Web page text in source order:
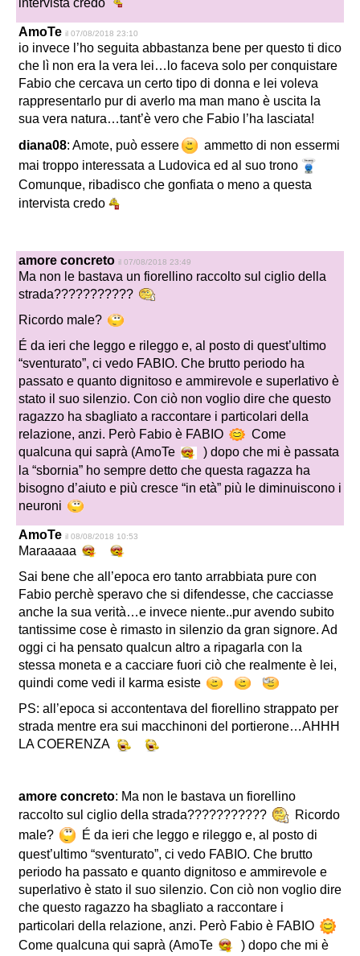
AmoTe il 07/08/2018 23:10
io invece l’ho seguita abbastanza bene per questo ti dico
che lì non era la vera lei…lo faceva solo per conquistare
Fabio che cercava un certo tipo di donna e lei voleva
rappresentarlo pur di averlo ma man mano è uscita la
sua vera natura…tant’è vero che Fabio l’ha lasciata!
diana08: Amote, può essere
ammetto di non essermi
mai troppo interessata a Ludovica ed al suo trono
Comunque, ribadisco che gonfiata o meno a questa
intervista credo
amore concreto il 07/08/2018 23:49
Ma non le bastava un fiorellino raccolto sul ciglio della
strada???????????
Ricordo male?
É da ieri che leggo e rileggo e, al posto di quest’ultimo
“sventurato”, ci vedo FABIO. Che brutto periodo ha
passato e quanto dignitoso e ammirevole e superlativo è
stato il suo silenzio. Con ciò non voglio dire che questo
ragazzo ha sbagliato a raccontare i particolari della
relazione, anzi. Però Fabio è FABIO
Come
qualcuna qui saprà (AmoTe
) dopo che mi è passata
la “sbornia” ho sempre detto che questa ragazza ha
bisogno d’aiuto e più cresce “in età” più le diminuiscono i
neuroni
AmoTe il 08/08/2018 10:53
Maraaaaa
Sai bene che all’epoca ero tanto arrabbiata pure con
Fabio perchè speravo che si difendesse, che cacciasse
anche la sua verità…e invece niente..pur avendo subito
tantissime cose è rimasto in silenzio da gran signore. Ad
oggi ci ha pensato qualcun altro a ripagarla con la
stessa moneta e a cacciare fuori ciò che realmente è lei,
quindi come vedi il karma esiste
PS: all’epoca si accontentava del fiorellino strappato per
strada mentre era sui macchinoni del portierone…AHHH
LA COERENZA
amore concreto: Ma non le bastava un fiorellino
raccolto sul ciglio della strada???????????
Ricordo
male?
É da ieri che leggo e rileggo e, al posto di
quest’ultimo “sventurato”, ci vedo FABIO. Che brutto
periodo ha passato e quanto dignitoso e ammirevole e
superlativo è stato il suo silenzio. Con ciò non voglio dire
che questo ragazzo ha sbagliato a raccontare i
particolari della relazione, anzi. Però Fabio è FABIO
Come qualcuna qui saprà (AmoTe
) dopo che mi è